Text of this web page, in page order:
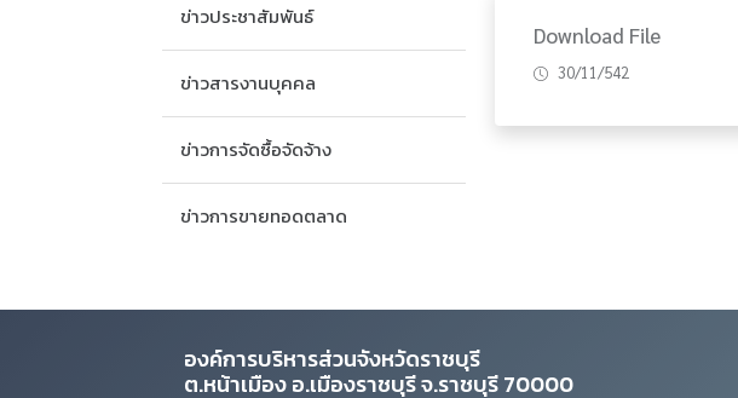
ข่าวประชาสัมพันธ์
ข่าวสารงานบุคคล
ข่าวการจัดซื้อจัดจ้าง
ข่าวการขายทอดตลาด
Download File
30/11/542
องค์การบริหารส่วนจังหวัดราชบุรี
ต.หน้าเมือง อ.เมืองราชบุรี จ.ราชบุรี 70000